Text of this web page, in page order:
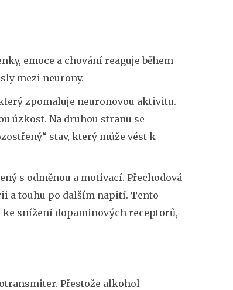
emoce a chování reaguje během
mezi neurony.
zpomaluje neuronovou aktivitu.
úzkost. Na druhou stranu se
stav, který může vést k
s odměnou a motivací. Přechodová
a touhu po dalším napití. Tento
snížení dopaminových receptorů,
Přestože alkohol